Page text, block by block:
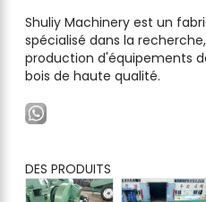
Shuliy Machinery est un
spécialisé dans la
production d'équipements
bois de haute qualité.
DES PRODUITS